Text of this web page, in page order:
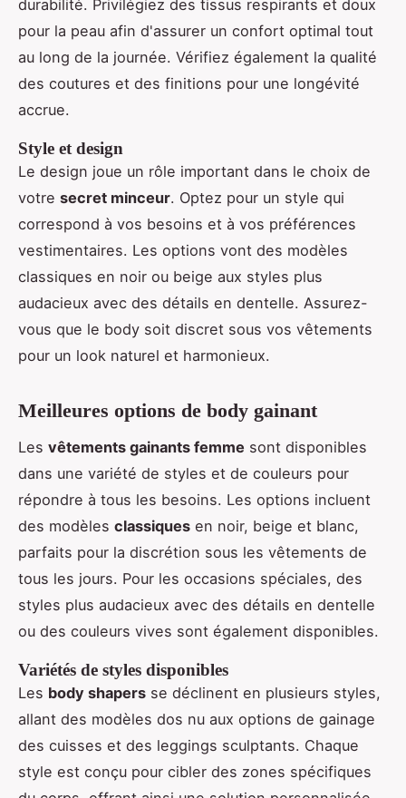
durabilité. Privilégiez des tissus respirants et doux
pour la peau afin d'assurer un confort optimal tout
au long de la journée. Vérifiez également la qualité
des coutures et des finitions pour une longévité
accrue.
Style et design
Le design joue un rôle important dans le choix de
votre secret minceur. Optez pour un style qui
correspond à vos besoins et à vos préférences
vestimentaires. Les options vont des modèles
classiques en noir ou beige aux styles plus
audacieux avec des détails en dentelle. Assurez-
vous que le body soit discret sous vos vêtements
pour un look naturel et harmonieux.
Meilleures options de body gainant
Les vêtements gainants femme sont disponibles
dans une variété de styles et de couleurs pour
répondre à tous les besoins. Les options incluent
des modèles classiques en noir, beige et blanc,
parfaits pour la discrétion sous les vêtements de
tous les jours. Pour les occasions spéciales, des
styles plus audacieux avec des détails en dentelle
ou des couleurs vives sont également disponibles.
Variétés de styles disponibles
Les body shapers se déclinent en plusieurs styles,
allant des modèles dos nu aux options de gainage
des cuisses et des leggings sculptants. Chaque
style est conçu pour cibler des zones spécifiques